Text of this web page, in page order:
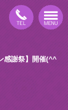
感謝祭】開催(^^